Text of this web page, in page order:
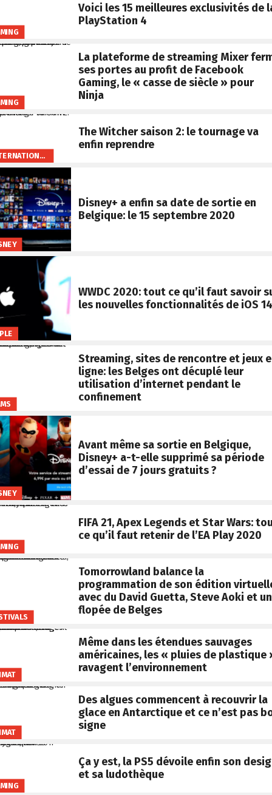
Voici les 15 meilleures exclusivités de
PlayStation 4
La plateforme de streaming Mixer
ses portes au profit de Facebook
Gaming, le « casse de siècle » pour
Ninja
INTERNATIONAL
The Witcher saison 2: le tournage va
enfin reprendre
Disney+ a enfin sa date de sortie en
Belgique: le 15 septembre 2020
WWDC 2020: tout ce qu’il faut savoir
les nouvelles fonctionnalités de iOS 14
Streaming, sites de rencontre et jeux
ligne: les Belges ont décuplé leur
utilisation d’internet pendant le
confinement
Avant même sa sortie en Belgique,
Disney+ a-t-elle supprimé sa période
d’essai de 7 jours gratuits ?
FIFA 21, Apex Legends et Star Wars:
ce qu’il faut retenir de l’EA Play 2020
Tomorrowland balance la
programmation de son édition
avec du David Guetta, Steve Aoki et
flopée de Belges
Même dans les étendues sauvages
américaines, les « pluies de plastique
ravagent l’environnement
Des algues commencent à recouvrir la
glace en Antarctique et ce n’est pas
signe
Ça y est, la PS5 dévoile enfin son
et sa ludothèque